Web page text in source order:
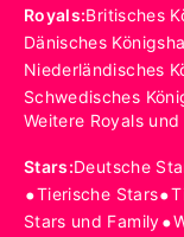
Royals:Britisches
Dänisches
Niederländisches
Schwedisches
Weitere Royals und
Stars:Deutsche
•Tierische Stars•
Stars und Family•